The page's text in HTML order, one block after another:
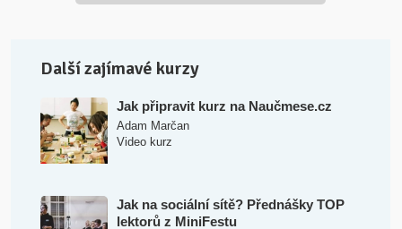
Další zajímavé kurzy
Jak připravit kurz na Naučmese.cz
Adam Marčan
Video kurz
Jak na sociální sítě? Přednášky TOP
lektorů z MiniFestu